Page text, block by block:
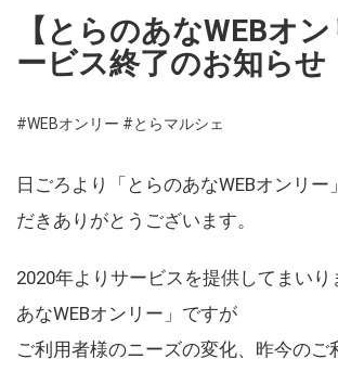
【とらのあなWEBオ
ービス終了のお知らせ
#WEBオンリー #とらマルシェ
日ごろより「とらのあなWEBオンリー
だきありがとうございます。
2020年よりサービスを提供してまい
あなWEBオンリー」ですが
ご利用者様のニーズの変化、昨今のご